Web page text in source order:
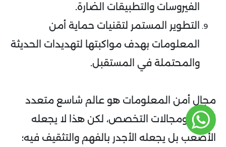
الفيروسات والتطبيقات الضارة.
التطوير المستمر لتقنيات حماية أمن
المعلومات بهدف مواكبتها لتهديدات الحديثة
والمحتملة في المستقبل.
مجال أمن المعلومات هو عالم شاسع متعدد
الفروع ومجالات التخصص، لكن هذا لا يجعله
الأصعب بل يجعله الأجدر بالفهم والتثقيف فيه؛